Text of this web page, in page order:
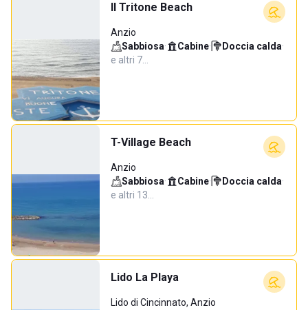
Il Tritone Beach
Anzio
Sabbiosa· Cabine· Doccia calda·
e altri 7…
T-Village Beach
Anzio
Sabbiosa· Cabine· Doccia calda·
e altri 13…
Lido La Playa
Lido di Cincinnato, Anzio